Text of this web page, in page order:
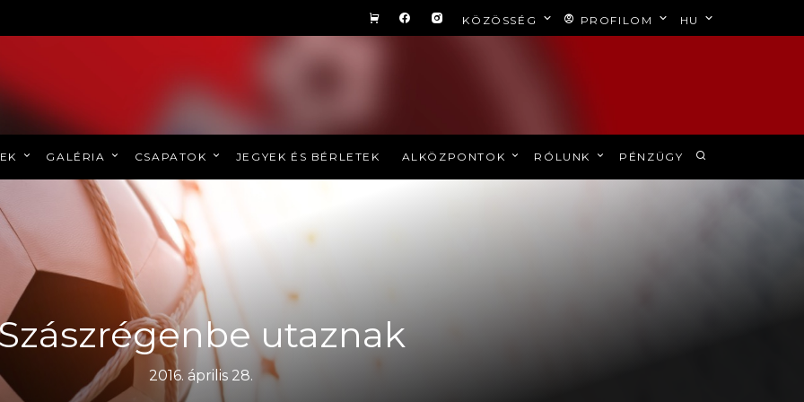
KÖZÖSSÉG PROFILOM HU
GALÉRIA CSAPATOK JEGYEK ÉS BÉRLETEK ALKÖZPONTOK RÓLUNK PÉNZÜGY
utaznak
2016. április 28.